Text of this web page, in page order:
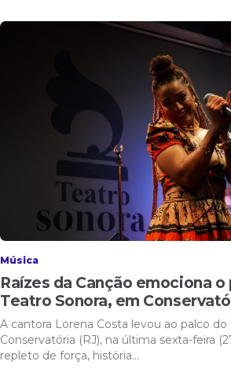
Música
Raízes da Canção emociona o
Teatro Sonora, em
A cantora Lorena Costa levou ao palco do
Conservatória (RJ), na última sexta-feira
repleto de força, história…